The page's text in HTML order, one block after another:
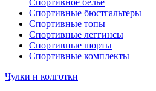
Спортивное белье
Спортивные бюстгальтеры
Спортивные топы
Спортивные леггинсы
Спортивные шорты
Спортивные комплекты
Чулки и колготки